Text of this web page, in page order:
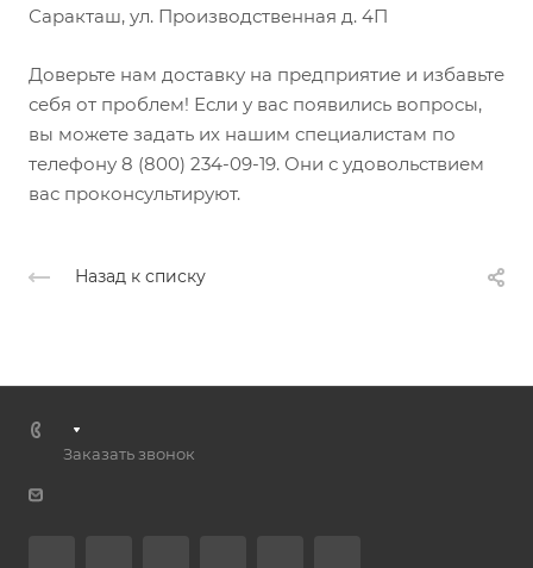
Саракташ, ул. Производственная д. 4П
Доверьте нам доставку на предприятие и избавьте
себя от проблем! Если у вас появились вопросы,
вы можете задать их нашим специалистам по
телефону 8 (800) 234-09-19. Они с удовольствием
вас проконсультируют.
Назад к списку
Заказать звонок